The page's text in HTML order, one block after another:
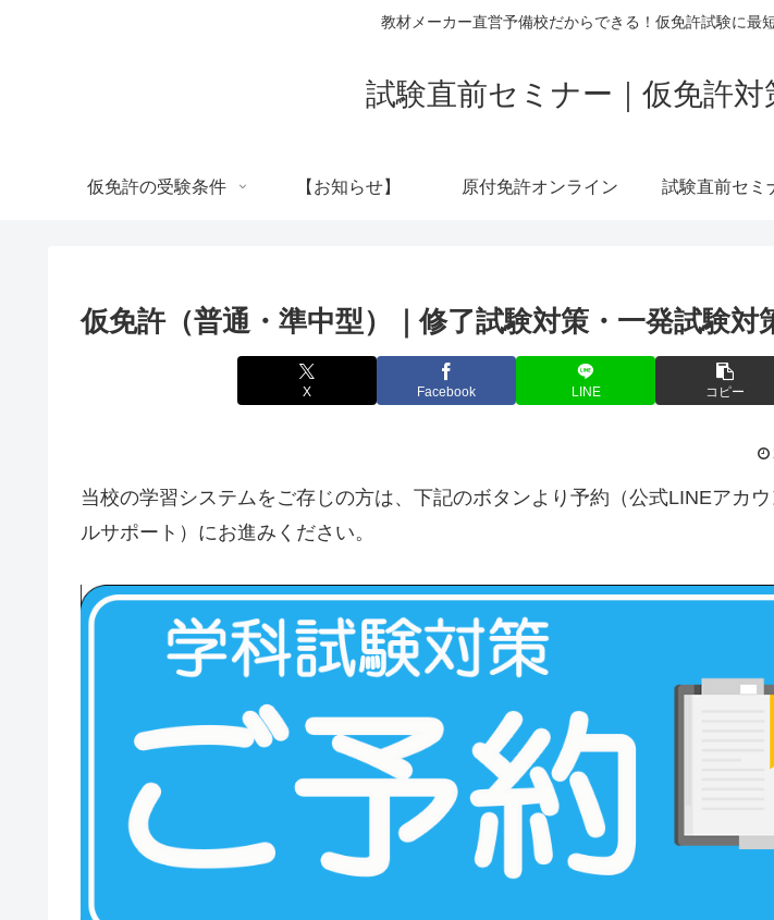
教材メーカー直営予備校だからできる！仮免許試験に最
試験直前セミナー｜仮免許
仮免許の受験条件 【お知らせ】 原付免許オンライン 試験直前セミ
仮免許（普通・準中型）｜修了試験対策・一発試験対
X Facebook LINE コピー
当校の学習システムをご存じの方は、下記のボタンより予約（公式LINEアカ
ルサポート）にお進みください。